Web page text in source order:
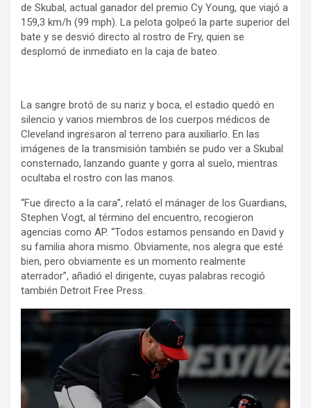
de Skubal, actual ganador del premio Cy Young, que viajó a
159,3 km/h (99 mph). La pelota golpeó la parte superior del
bate y se desvió directo al rostro de Fry, quien se
desplomó de inmediato en la caja de bateo.
La sangre brotó de su nariz y boca, el estadio quedó en
silencio y varios miembros de los cuerpos médicos de
Cleveland ingresaron al terreno para auxiliarlo. En las
imágenes de la transmisión también se pudo ver a Skubal
consternado, lanzando guante y gorra al suelo, mientras
ocultaba el rostro con las manos.
“Fue directo a la cara”, relató el mánager de los Guardians,
Stephen Vogt, al término del encuentro, recogieron
agencias como AP. “Todos estamos pensando en David y
su familia ahora mismo. Obviamente, nos alegra que esté
bien, pero obviamente es un momento realmente
aterrador”, añadió el dirigente, cuyas palabras recogió
también Detroit Free Press.